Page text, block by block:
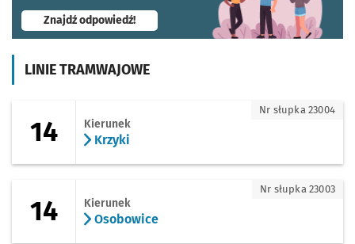
Znajdź odpowiedź!- otworzy się w nowej karcie
LINIE TRAMWAJOWE
14 Kierunek
Krzyki
Nr słupka 23004
14 Kierunek
Osobowice
Nr słupka 23003